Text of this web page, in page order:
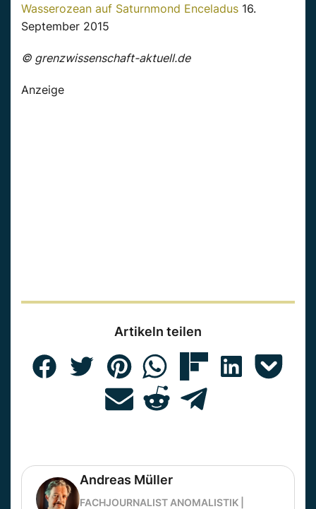
Wasserozean auf Saturnmond Enceladus 16.
September 2015
© grenzwissenschaft-aktuell.de
Anzeige
Artikeln teilen
Andreas Müller
FACHJOURNALIST ANOMALISTIK |